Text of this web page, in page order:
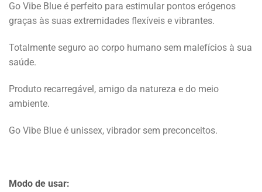
Go Vibe Blue é perfeito para estimular pontos erógenos
graças às suas extremidades flexíveis e vibrantes.
Totalmente seguro ao corpo humano sem malefícios à sua
saúde.
Produto recarregável, amigo da natureza e do meio
ambiente.
Go Vibe Blue é unissex, vibrador sem preconceitos.
Modo de usar: